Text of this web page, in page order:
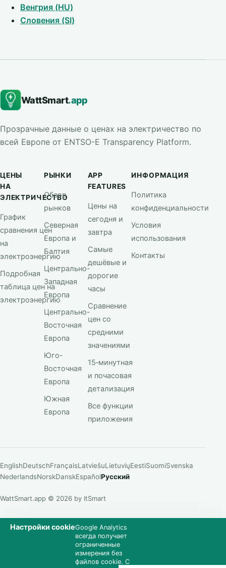
Настройки cookieGoogle Analytics
всегда получает
ограниченные
измерения без
файлов cookie. С
Венгрия (HU)
Словения (SI)
WattSmart.app
Прозрачные данные о ценах на электричество по
всей Европе от ENTSO-E Transparency Platform.
ЦЕНЫ
НА
ЭЛЕКТРИЧЕСТВО
График
сравнения цен
на
электроэнергию
Подробная
таблица цен на
электроэнергию
РЫНКИ
Обзор
рынков
Северная
Европа и
Балтия
Центрально-
Западная
Европа
Центрально-
Восточная
Европа
Юго-
Восточная
Европа
Южная
Европа
APP
FEATURES
Цены на
сегодня и
завтра
Самые
дешёвые и
дорогие
часы
Сравнение
цен со
средними
значениями
15‑минутная
и почасовая
детализация
Все функции
приложения
ИНФОРМАЦИЯ
Политика
конфиденциальности
Условия
использования
Контакты
EnglishDeutschFrançaisLatviešuLietuviųEestiSuomiSvenska
NederlandsNorskDanskEspañolРусский
WattSmart.app © 2026 by ItSmart